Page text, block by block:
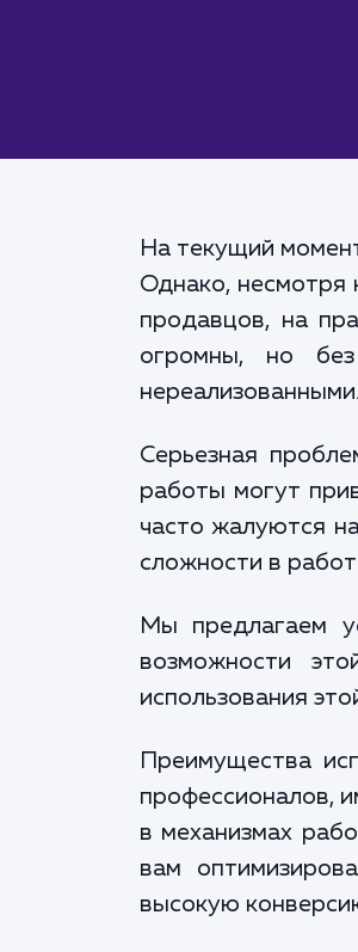
На текущий
Однако, несмотря
продавцов, на
огромны, но без
нереализованными.
Серьезная
работы могут
часто жалуются
сложности в
Мы предлагаем
возможности
использования
Преимущества
профессионалов,
в механизмах
вам
высокую